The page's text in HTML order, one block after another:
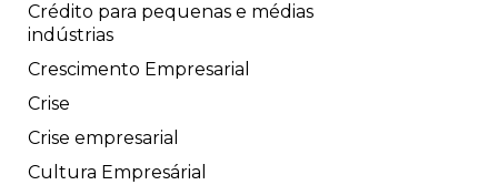
Crédito para pequenas e médias
indústrias
Crescimento Empresarial
Crise
Crise empresarial
Cultura Empresárial